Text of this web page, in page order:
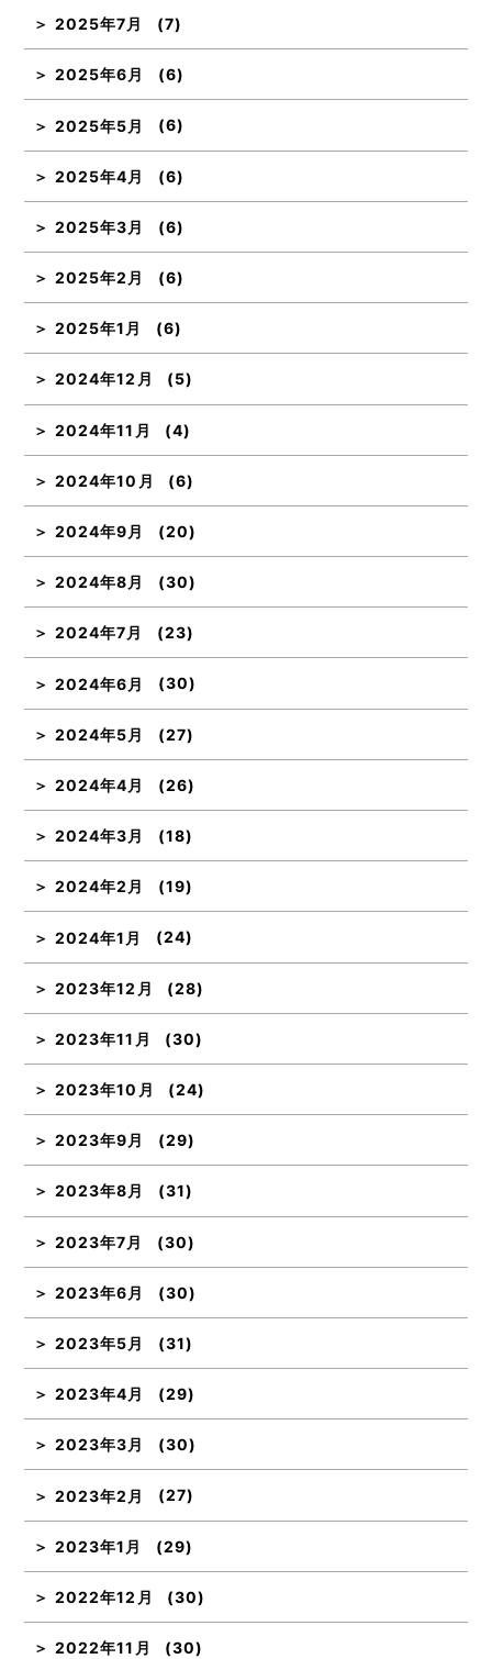
2025年7月 (7)
2025年6月 (6)
2025年5月 (6)
2025年4月 (6)
2025年3月 (6)
2025年2月 (6)
2025年1月 (6)
2024年12月 (5)
2024年11月 (4)
2024年10月 (6)
2024年9月 (20)
2024年8月 (30)
2024年7月 (23)
2024年6月 (30)
2024年5月 (27)
2024年4月 (26)
2024年3月 (18)
2024年2月 (19)
2024年1月 (24)
2023年12月 (28)
2023年11月 (30)
2023年10月 (24)
2023年9月 (29)
2023年8月 (31)
2023年7月 (30)
2023年6月 (30)
2023年5月 (31)
2023年4月 (29)
2023年3月 (30)
2023年2月 (27)
2023年1月 (29)
2022年12月 (30)
2022年11月 (30)